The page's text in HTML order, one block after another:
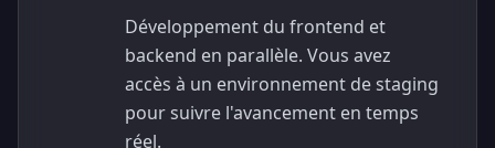
Développement du frontend et
backend en parallèle. Vous avez
accès à un environnement de staging
pour suivre l'avancement en temps
réel.